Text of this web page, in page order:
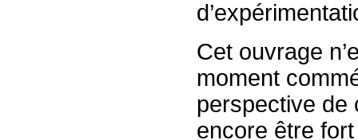
Cet ouvrage
moment
perspective de
encore être